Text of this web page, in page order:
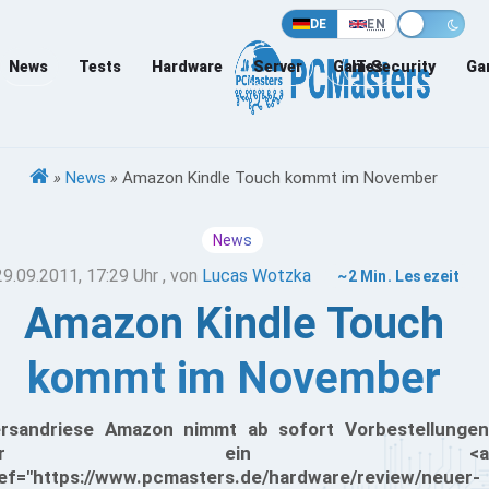
DE EN
News Tests Hardware Server Games
IT-Security
» News » Amazon Kindle Touch kommt im November
News
17:29 Uhr , von Lucas Wotzka ~2 Min. Lesezeit
Amazon Kindle Touch
kommt im November
Amazon nimmt ab sofort Vorbestellungen
ein <a
www.pcmasters.de/hardware/review/neuer-